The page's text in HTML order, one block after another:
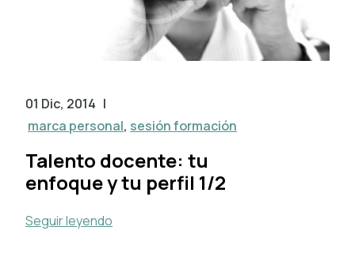
01 Dic, 2014 |
marca personal, sesión formación
Talento docente: tu
enfoque y tu perfil 1/2
Seguir leyendo